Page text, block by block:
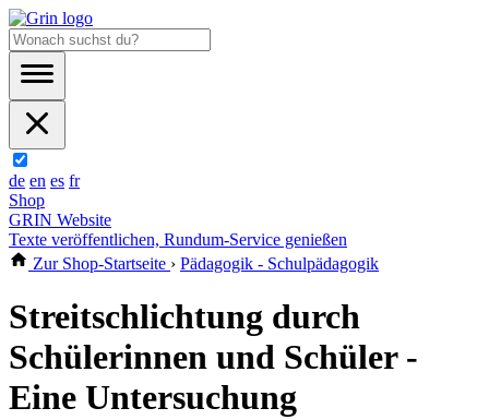
de en es fr
Shop
GRIN Website
Texte veröffentlichen, Rundum-Service genießen
Zur Shop-Startseite › Pädagogik - Schulpädagogik
Streitschlichtung durch
Schülerinnen und Schüler -
Eine Untersuchung